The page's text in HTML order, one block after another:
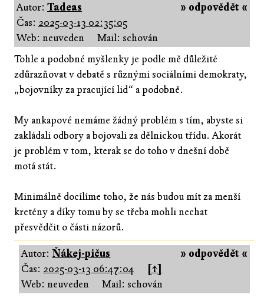
» odpovědět «
Autor: Tadeas
Čas: 2025-03-13 02:35:05
Web: neuveden
Mail: schován
Tohle a podobné myšlenky je podle mě důležité
zdůrazňovat v debatě s různými sociálními demokraty,
„bojovníky za pracující lid“ a podobně.
My ankapové nemáme žádný problém s tím, abyste si
zakládali odbory a bojovali za dělnickou třídu. Akorát
je problém v tom, kterak se do toho v dnešní době
motá stát.
Minimálně docílíme toho, že nás budou mít za menší
kretény a díky tomu by se třeba mohli nechat
přesvědčit o části názorů.
» odpovědět «
Autor:Ňákej-pičus
Čas: 2025-03-13 06:47:04
[↑]
Web: neuveden
Mail: schován